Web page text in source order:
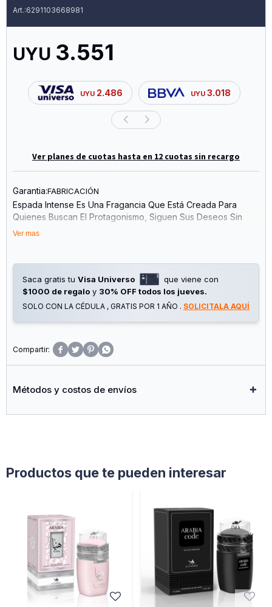
6291103668981
UYU 3.551
UYU 2.486 UYU 3.018
Ver planes de cuotas hasta en 12 cuotas sin recargo
Garantia:FABRICACIÓN
Espada Intense Es Una Fragancia Que Está Creada Para
Quienes Buscan El Protagonismo, Siguen Sus Deseos Sin
Miedo Y Nunca Se Rinden. Intensa, Decidida Y Envolvente,
Vos.
Notas De Salida: Bergamota, Canela, Notas Especiadas
Notas De Corazón: Cedro, Jengibre, Madera De Gaiac,
Notas De Fondo: Oud (Agarwood), Almizcle, Musgo De
Ver mas
Saca gratis tu Visa Universo
que viene con
$1000 de regalo y 30% OFF todos los jueves.
SOLO CON LA CÉDULA , GRATIS POR 1 AÑO . SOLICITALA AQUÍ
   
Métodos y costos de envíos
Productos que te pueden interesar